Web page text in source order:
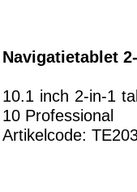
Navigatietablet
10.1 inch 2-in-1
10 Professional
Artikelcode: